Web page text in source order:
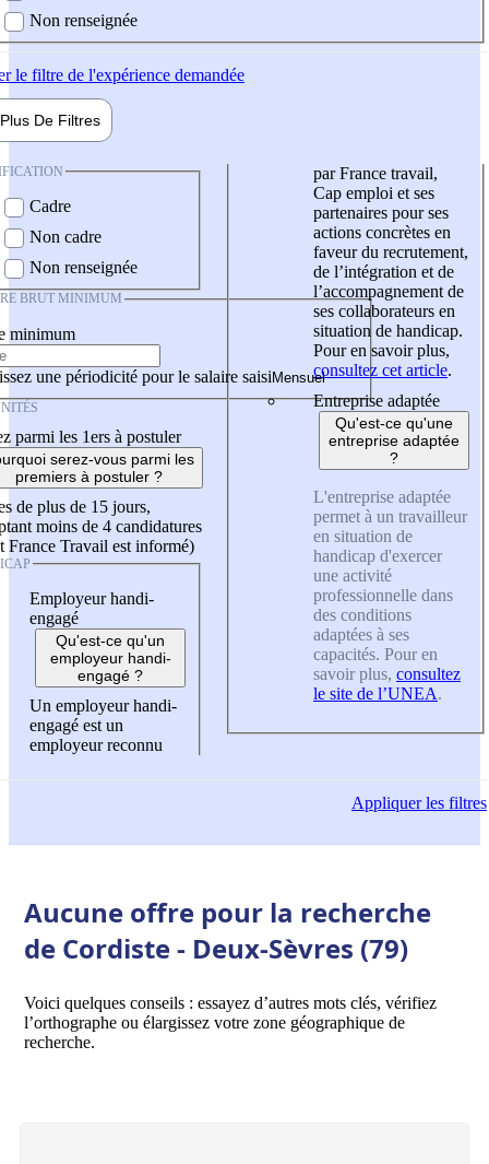
Non renseignée
le filtre de l'expérience demandée
Plus De Filtres
Cadre
Non cadre
Non renseignée
BRUT MINIMUM
minimum
une périodicité pour le salaire saisi
parmi les 1ers à postuler
serez-vous parmi les
premiers à postuler ?
de plus de 15 jours,
moins de 4 candidatures
France Travail est informé)
Employeur handi-
engagé
Qu'est-ce qu'un
employeur handi-
engagé ?
Un employeur handi-
engagé est un
employeur reconnu
par France travail,
Cap emploi et ses
partenaires pour ses
actions concrètes en
faveur du recrutement,
de l’intégration et de
l’accompagnement de
ses collaborateurs en
situation de handicap.
Pour en savoir plus,
consultez cet article.
Entreprise adaptée
Qu'est-ce qu'une
entreprise adaptée
?
L'entreprise adaptée
permet à un travailleur
en situation de
handicap d'exercer
une activité
professionnelle dans
des conditions
adaptées à ses
capacités. Pour en
savoir plus, consultez
le site de l’UNEA.
Appliquerles filtres
Aucune offre pour la recherche
de Cordiste - Deux-Sèvres (79)
Voici quelques conseils : essayez d’autres mots clés, vérifiez
l’orthographe ou élargissez votre zone géographique de
recherche.